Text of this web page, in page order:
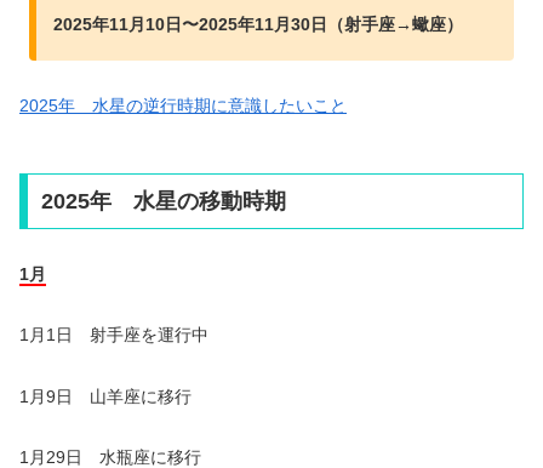
2025年11月10日〜2025年11月30日（射手座→蠍座）
2025年 水星の逆行時期に意識したいこと
2025年 水星の移動時期
1月
1月1日 射手座を運行中
1月9日 山羊座に移行
1月29日 水瓶座に移行